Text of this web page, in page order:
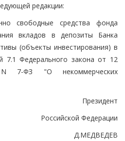
редакции:
свободные средства фонда
вкладов в депозиты Банка
(объекты инвестирования) в
7.1 Федерального закона от 12
7-ФЗ "О некоммерческих
Президент
Российской Федерации
Д.МЕДВЕДЕВ